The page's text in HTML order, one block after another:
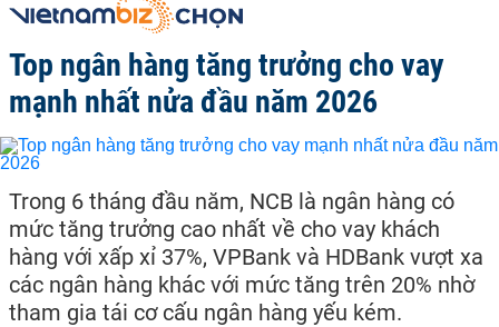
Top ngân hàng tăng trưởng cho vay
mạnh nhất nửa đầu năm 2026
Trong 6 tháng đầu năm, NCB là ngân hàng có
mức tăng trưởng cao nhất về cho vay khách
hàng với xấp xỉ 37%, VPBank và HDBank vượt xa
các ngân hàng khác với mức tăng trên 20% nhờ
tham gia tái cơ cấu ngân hàng yếu kém.